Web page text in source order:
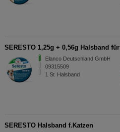
SERESTO 1,25g + 0,56g Halsband
Elanco Deutschland GmbH
09315509
1 St Halsband
SERESTO Halsband f.Katzen